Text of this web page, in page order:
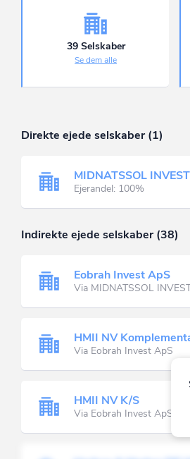
39 Selskaber
Se dem alle
Direkte ejede selskaber (1)
MIDNATSSOL
Ejerandel: 100%
Indirekte ejede selskaber (38)
Eobrah Invest ApS
Via MIDNATSSOL
HMII NV
Via Eobrah Invest ApS
HMII NV K/S
Via Eobrah Invest ApS